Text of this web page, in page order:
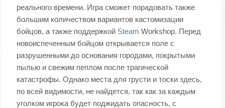
реального времени. Игра сможет порадовать также
большим количеством вариантов кастомизации
бойцов, а также поддержкой Steam Workshop. Перед
новоиспеченным бойцом открывается поле с
разрушенными до основания городами, покрытыми
пылью и свежим пеплом после трагической
катастрофы. Однако места для грусти и тоски здесь,
по всей видимости, не найдется, так как за каждым
уголком игрока будет поджидать опасность, с